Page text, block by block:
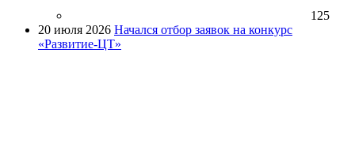
125
20 июля 2026 Начался отбор заявок на конкурс
«Развитие-ЦТ»